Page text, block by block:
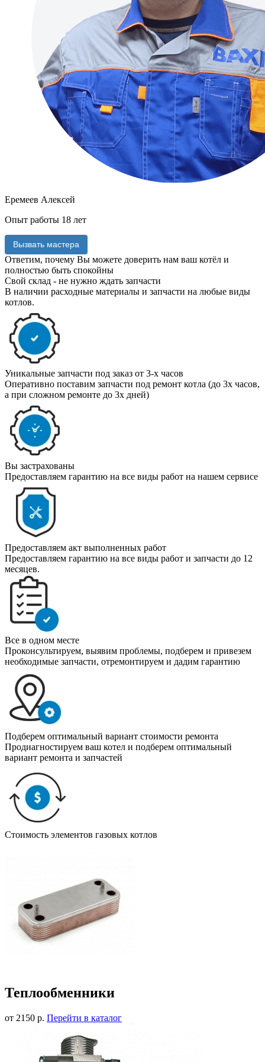
Еремеев Алексей
Опыт работы 18 лет
Вызвать мастера
Ответим, почему Вы можете доверить нам ваш котёл и
полностью быть спокойны
Свой склад - не нужно ждать запчасти
В наличии расходные материалы и запчасти на любые виды
котлов.
Уникальные запчасти под заказ от 3-х часов
Оперативно поставим запчасти под ремонт котла (до 3х часов,
а при сложном ремонте до 3х дней)
Вы застрахованы
Предоставляем гарантию на все виды работ на нашем сервисе
Предоставляем акт выполненных работ
Предоставляем гарантию на все виды работ и запчасти до 12
месяцев.
Все в одном месте
Проконсультируем, выявим проблемы, подберем и привезем
необходимые запчасти, отремонтируем и дадим гарантию
Подберем оптимальный вариант стоимости ремонта
Продиагностируем ваш котел и подберем оптимальный
вариант ремонта и запчастей
Стоимость элементов газовых котлов
Теплообменники
от 2150 р. Перейти в каталог